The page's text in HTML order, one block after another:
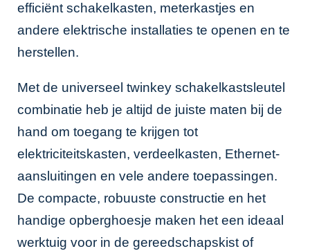
efficiënt schakelkasten, meterkastjes en
andere elektrische installaties te openen en te
herstellen.
Met de universeel twinkey schakelkastsleutel
combinatie heb je altijd de juiste maten bij de
hand om toegang te krijgen tot
elektriciteitskasten, verdeelkasten, Ethernet-
aansluitingen en vele andere toepassingen.
De compacte, robuuste constructie en het
handige opberghoesje maken het een ideaal
werktuig voor in de gereedschapskist of